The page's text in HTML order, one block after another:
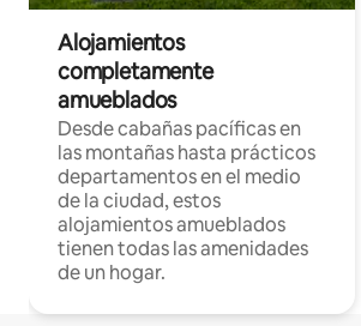
Alojamientos
completamente
amueblados
Desde cabañas pacíficas en
las montañas hasta prácticos
departamentos en el medio
de la ciudad, estos
alojamientos amueblados
tienen todas las amenidades
de un hogar.